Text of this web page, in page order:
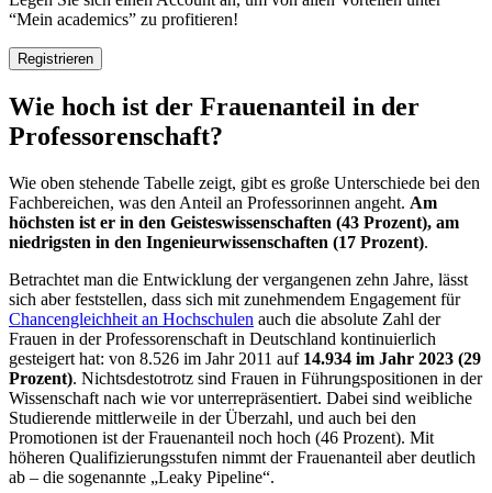
“Mein academics” zu profitieren!
Registrieren
Wie hoch ist der Frauenanteil in der
Professorenschaft?
Wie oben stehende Tabelle zeigt, gibt es große Unterschiede bei den
Fachbereichen, was den Anteil an Professorinnen angeht. Am
höchsten ist er in den Geisteswissenschaften (43 Prozent), am
niedrigsten in den Ingenieurwissenschaften (17 Prozent).
Betrachtet man die Entwicklung der vergangenen zehn Jahre, lässt
sich aber feststellen, dass sich mit zunehmendem Engagement für
Chancengleichheit an Hochschulen auch die absolute Zahl der
Frauen in der Professorenschaft in Deutschland kontinuierlich
gesteigert hat: von 8.526 im Jahr 2011 auf 14.934 im Jahr 2023 (29
Prozent). Nichtsdestotrotz sind Frauen in Führungspositionen in der
Wissenschaft nach wie vor unterrepräsentiert. Dabei sind weibliche
Studierende mittlerweile in der Überzahl, und auch bei den
Promotionen ist der Frauenanteil noch hoch (46 Prozent). Mit
höheren Qualifizierungsstufen nimmt der Frauenanteil aber deutlich
ab – die sogenannte „Leaky Pipeline“.